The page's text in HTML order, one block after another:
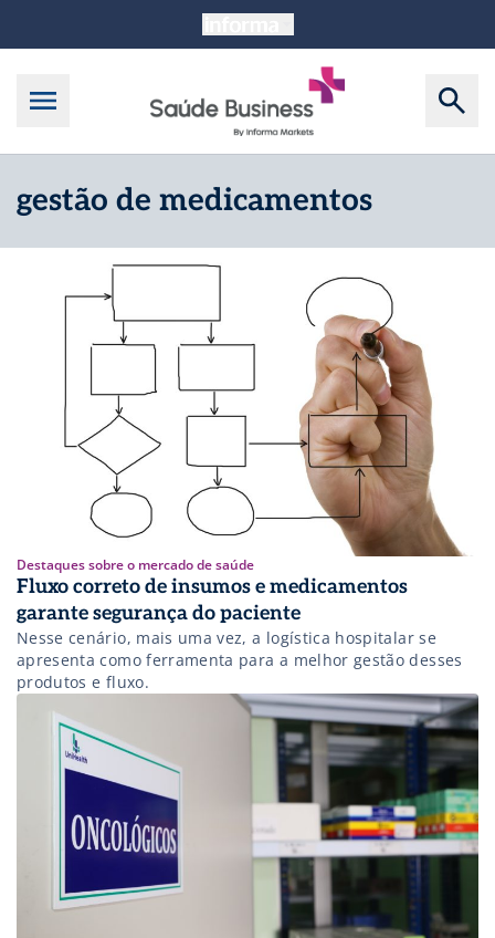
gestão de medicamentos
Destaques sobre o mercado de saúde
Fluxo correto de insumos e medicamentos
garante segurança do paciente
Nesse cenário, mais uma vez, a logística hospitalar se
apresenta como ferramenta para a melhor gestão desses
produtos e fluxo.